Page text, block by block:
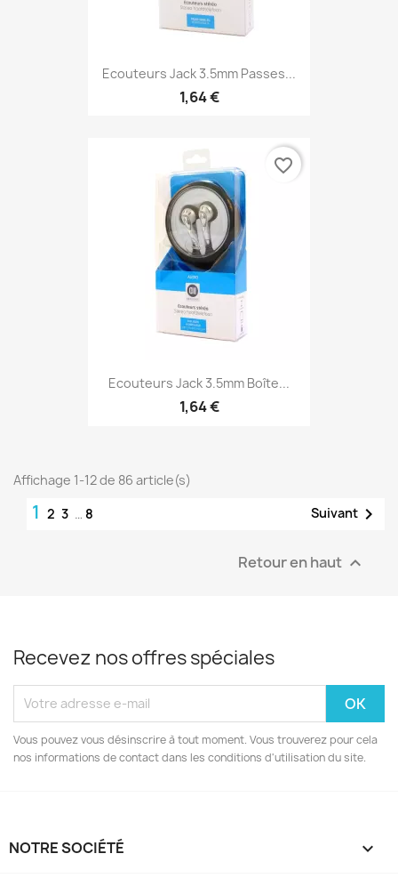
Ecouteurs Jack 3.5mm Passes...
1,64 €
Ecouteurs Jack 3.5mm Boîte...
1,64 €
favorite_border
Affichage 1-12 de 86 article(s)
1 2 3 … 8 Suivant 
Retour en haut 
Recevez nos offres spéciales
Vous pouvez vous désinscrire à tout moment. Vous trouverez pour cela
nos informations de contact dans les conditions d'utilisation du site.
NOTRE SOCIÉTÉ 